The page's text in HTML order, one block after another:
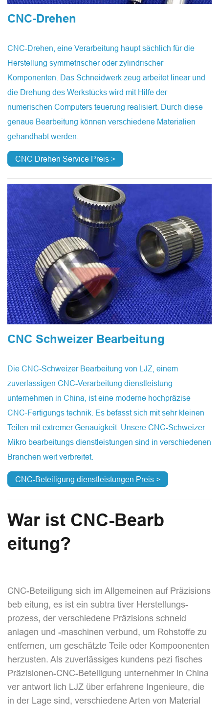
CNC-Drehen
CNC-Drehen, eine Verarbeitung haupt sächlich für die
Herstellung symmetrischer oder zylindrischer
Komponenten. Das Schneidwerk zeug arbeitet linear und
die Drehung des Werkstücks wird mit Hilfe der
numerischen Computers teuerung realisiert. Durch diese
genaue Bearbeitung können verschiedene Materialien
gehandhabt werden.
CNC Drehen Service Preis >
CNC Schweizer Bearbeitung
Die CNC-Schweizer Bearbeitung von LJZ, einem
zuverlässigen CNC-Verarbeitung dienstleistung
unternehmen in China, ist eine moderne hochpräzise
CNC-Fertigungs technik. Es befasst sich mit sehr kleinen
Teilen mit extremer Genauigkeit. Unsere CNC-Schweizer
Mikro bearbeitungs dienstleistungen sind in verschiedenen
Branchen weit verbreitet.
CNC-Beteiligung dienstleistungen Preis >
War ist CNC-Bearb
eitung?
CNC-Beteiligung sich im Allgemeinen auf Präzisions
beb eitung, es ist ein subtra tiver Herstellungs­
prozess, der verschiedene Präzisions schneid
anlagen und -maschinen verbund, um Rohstoffe zu
entfernen, um geschätzte Teile oder Kompoonenten
herzusten. Als zuverlässiges kundens pezi fisches
Präzisionen-CNC-Beteiligung unternehmer in China
ver antwort lich LJZ über erfahrene Ingenieure, die
in der Lage sind, verschiedene Arten von Material